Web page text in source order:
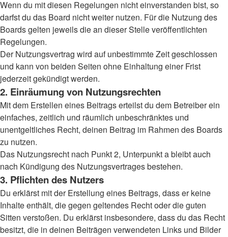
Wenn du mit diesen Regelungen nicht einverstanden bist, so
darfst du das Board nicht weiter nutzen. Für die Nutzung des
Boards gelten jeweils die an dieser Stelle veröffentlichten
Regelungen.
Der Nutzungsvertrag wird auf unbestimmte Zeit geschlossen
und kann von beiden Seiten ohne Einhaltung einer Frist
jederzeit gekündigt werden.
2. Einräumung von Nutzungsrechten
Mit dem Erstellen eines Beitrags erteilst du dem Betreiber ein
einfaches, zeitlich und räumlich unbeschränktes und
unentgeltliches Recht, deinen Beitrag im Rahmen des Boards
zu nutzen.
Das Nutzungsrecht nach Punkt 2, Unterpunkt a bleibt auch
nach Kündigung des Nutzungsvertrages bestehen.
3. Pflichten des Nutzers
Du erklärst mit der Erstellung eines Beitrags, dass er keine
Inhalte enthält, die gegen geltendes Recht oder die guten
Sitten verstoßen. Du erklärst insbesondere, dass du das Recht
besitzt, die in deinen Beiträgen verwendeten Links und Bilder